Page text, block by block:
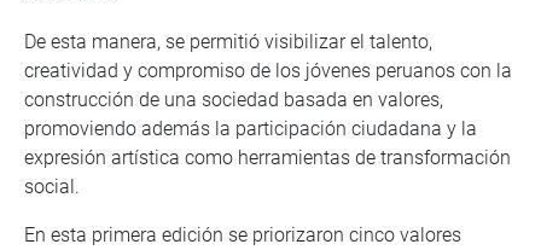
De esta manera, se permitió visibilizar el talento,
creatividad y compromiso de los jóvenes peruanos con la
construcción de una sociedad basada en valores,
promoviendo además la participación ciudadana y la
expresión artística como herramientas de transformación
social.
En esta primera edición se priorizaron cinco valores